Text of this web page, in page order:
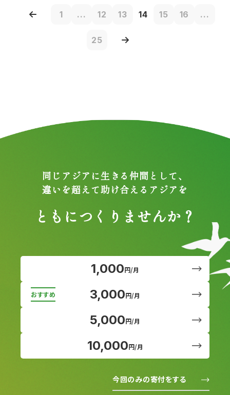
1 ... 12 13 14 15 16 ...
25
同じアジアに生きる仲間として、
違いを超えて助け合えるアジアを
ともにつくりませんか？
1,000円/月
3,000円/月
5,000円/月
10,000円/月
今回のみの寄付をする